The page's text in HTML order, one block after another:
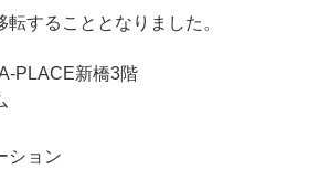
することとなりました。
PLACE新橋3階
ション